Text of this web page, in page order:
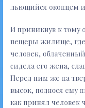
льющийся оконцем
И приникнув к тому
пещеры жилище,
человек,
сидела его жена,
Перед ним же на
высок, поднося ему
как принял человек